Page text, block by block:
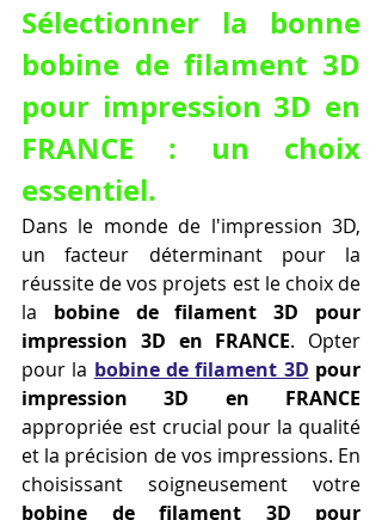
Sélectionner la bonne
bobine de filament 3D
pour impression 3D en
FRANCE : un choix
essentiel.
Dans le monde de l'impression 3D,
un facteur déterminant pour la
réussite de vos projets est le choix de
la bobine de filament 3D pour
impression 3D en FRANCE. Opter
pour la bobine de filament 3D pour
impression 3D en FRANCE
appropriée est crucial pour la qualité
et la précision de vos impressions. En
bobine de filament 3D pour